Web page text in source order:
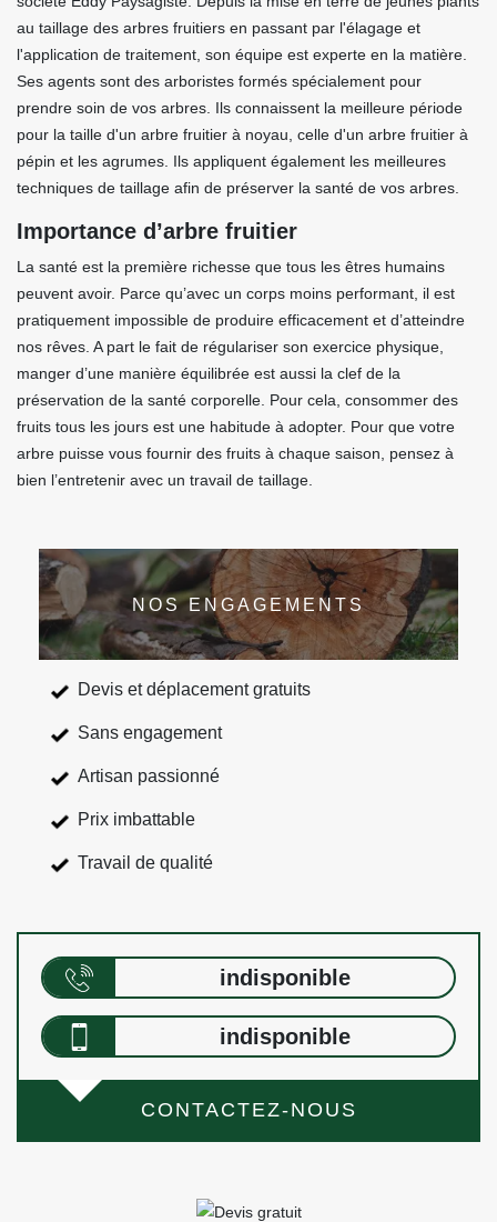
au taillage des arbres fruitiers en passant par l'élagage et
l'application de traitement, son équipe est experte en la matière.
Ses agents sont des arboristes formés spécialement pour
prendre soin de vos arbres. Ils connaissent la meilleure période
pour la taille d'un arbre fruitier à noyau, celle d'un arbre fruitier à
pépin et les agrumes. Ils appliquent également les meilleures
techniques de taillage afin de préserver la santé de vos arbres.
Importance d’arbre fruitier
La santé est la première richesse que tous les êtres humains
peuvent avoir. Parce qu’avec un corps moins performant, il est
pratiquement impossible de produire efficacement et d’atteindre
nos rêves. A part le fait de régulariser son exercice physique,
manger d’une manière équilibrée est aussi la clef de la
préservation de la santé corporelle. Pour cela, consommer des
fruits tous les jours est une habitude à adopter. Pour que votre
arbre puisse vous fournir des fruits à chaque saison, pensez à
bien l’entretenir avec un travail de taillage.
NOS ENGAGEMENTS
Devis et déplacement gratuits
Sans engagement
Artisan passionné
Prix imbattable
Travail de qualité
indisponible
indisponible
CONTACTEZ-NOUS